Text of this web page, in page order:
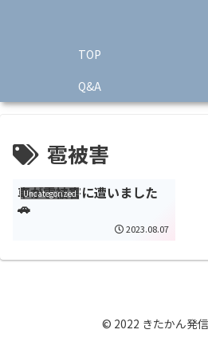
TOP
Q&A
雹被害
Uncategorized
車が雹被害に遭いました
🚗
2023.08.07
© 2022 きたかん発